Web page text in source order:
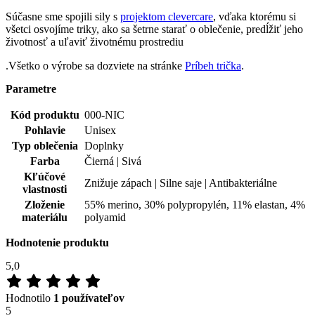
Súčasne sme spojili sily s projektom clevercare, vďaka ktorému si
všetci osvojíme triky, ako sa šetrne starať o oblečenie, predĺžiť jeho
životnosť a uľaviť životnému prostrediu
.Všetko o výrobe sa dozviete na stránke Príbeh trička.
Parametre
Kód produktu 000-NIC
Pohlavie
Unisex
Typ oblečenia Doplnky
Farba
Čierná | Sivá
Kľúčové
vlastnosti
Znižuje zápach | Silne saje | Antibakteriálne
Zloženie
materiálu
55% merino, 30% polypropylén, 11% elastan, 4%
polyamid
Hodnotenie produktu
5,0
Hodnotilo 1 používateľov
5